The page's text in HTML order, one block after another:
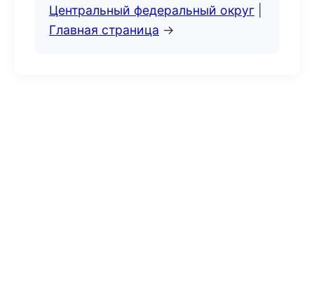
Центральный федеральный округ
Главная страница →